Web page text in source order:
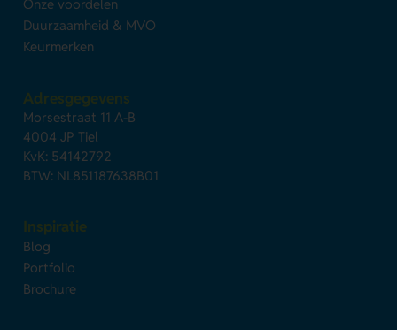
Onze voordelen
Duurzaamheid & MVO
Keurmerken
Adresgegevens
Morsestraat 11 A-B
4004 JP Tiel
KvK: 54142792
BTW: NL851187638B01
Inspiratie
Blog
Portfolio
Brochure